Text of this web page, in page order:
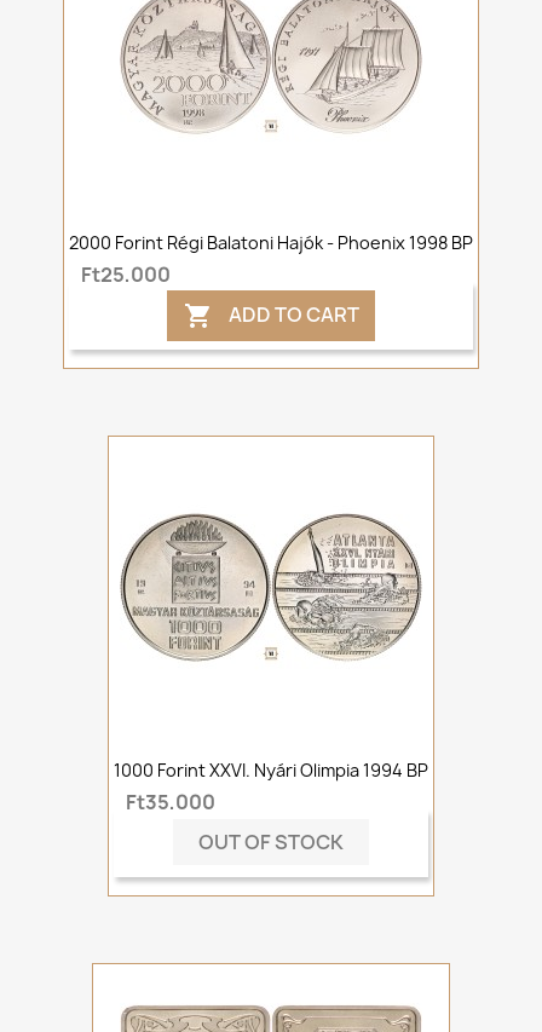
2000 Forint Régi Balatoni Hajók - Phoenix 1998 BP
Ft25,000
 ADD TO CART
1000 Forint XXVI. Nyári Olimpia 1994 BP
Ft35,000
OUT OF STOCK